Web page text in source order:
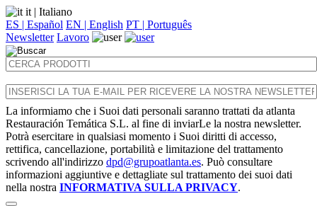
it | Italiano
ES | Español EN | English PT | Português
Newsletter Lavoro
La informiamo che i Suoi dati personali saranno trattati da atlanta
Restauración Temática S.L. al fine di inviarLe la nostra newsletter.
Potrà esercitare in qualsiasi momento i Suoi diritti di accesso,
rettifica, cancellazione, portabilità e limitazione del trattamento
scrivendo all'indirizzo dpd@grupoatlanta.es. Può consultare
informazioni aggiuntive e dettagliate sul trattamento dei suoi dati
nella nostra INFORMATIVA SULLA PRIVACY.